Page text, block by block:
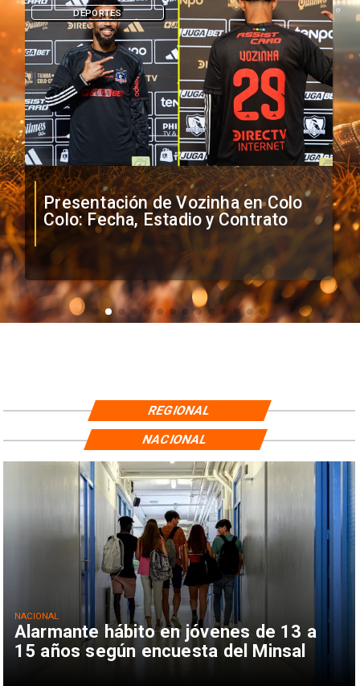
Presentación de Vozinha en Colo
Colo: Fecha, Estadio y Contrato
DEPORTES
REGIONAL
Alarmante hábito en jóvenes de 13 a
15 años según encuesta del Minsal
NACIONAL
NACIONAL